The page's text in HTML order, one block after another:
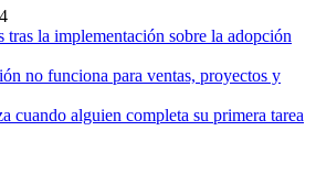
tras la implementación sobre la adopción
no funciona para ventas, proyectos y
cuando alguien completa su primera tarea